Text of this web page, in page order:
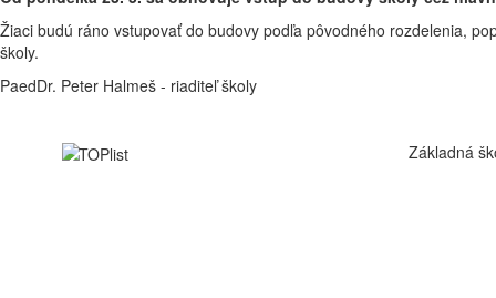
Žiaci budú ráno vstupovať do budovy podľa pôvodného rozdelenia,
školy.
PaedDr. Peter Halmeš - riaditeľ školy
Základná